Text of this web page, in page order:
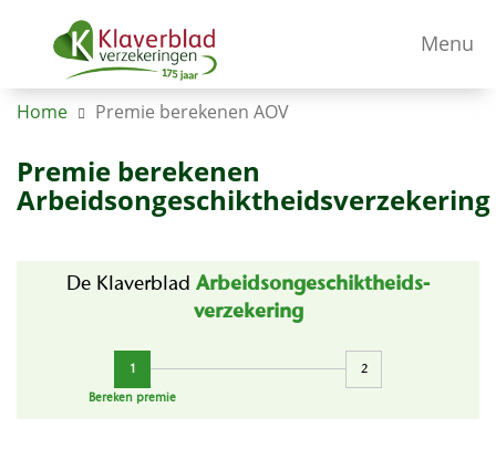
Menu
Home Premie berekenen AOV
Premie berekenen
Arbeidsongeschiktheidsverzekering